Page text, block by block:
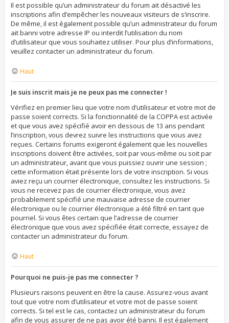
Il est possible qu’un administrateur du forum ait désactivé les
inscriptions afin d’empêcher les nouveaux visiteurs de s’inscrire.
De même, il est également possible qu’un administrateur du forum
ait banni votre adresse IP ou interdit l’utilisation du nom
d’utilisateur que vous souhaitez utiliser. Pour plus d’informations,
veuillez contacter un administrateur du forum.
Haut
Je suis inscrit mais je ne peux pas me connecter !
Vérifiez en premier lieu que votre nom d’utilisateur et votre mot de
passe soient corrects. Si la fonctionnalité de la COPPA est activée
et que vous avez spécifié avoir en dessous de 13 ans pendant
l’inscription, vous devrez suivre les instructions que vous avez
reçues. Certains forums exigeront également que les nouvelles
inscriptions doivent être activées, soit par vous-même ou soit par
un administrateur, avant que vous puissiez ouvrir une session ;
cette information était présente lors de votre inscription. Si vous
aviez reçu un courrier électronique, consultez les instructions. Si
vous ne recevez pas de courrier électronique, vous avez
probablement spécifié une mauvaise adresse de courrier
électronique ou le courrier électronique a été filtré en tant que
pourriel. Si vous êtes certain que l’adresse de courrier
électronique que vous avez spécifiée était correcte, essayez de
contacter un administrateur du forum.
Haut
Pourquoi ne puis-je pas me connecter ?
Plusieurs raisons peuvent en être la cause. Assurez-vous avant
tout que votre nom d’utilisateur et votre mot de passe soient
corrects. Si tel est le cas, contactez un administrateur du forum
afin de vous assurer de ne pas avoir été banni. Il est également